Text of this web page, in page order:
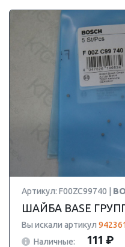
Артикул: F00ZC99740 |
ШАЙБА BASE
Вы искали артикул
Наличные:
111 ₽